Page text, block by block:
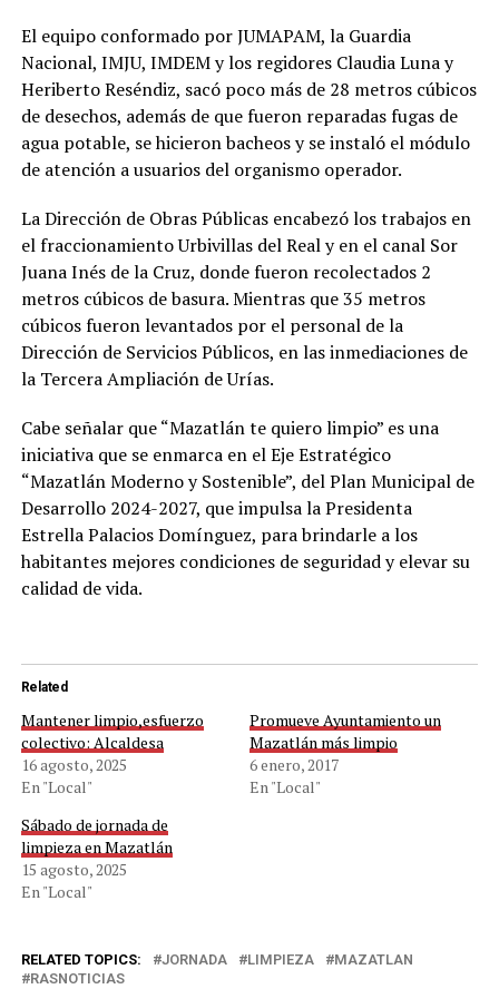
El equipo conformado por JUMAPAM, la Guardia
Nacional, IMJU, IMDEM y los regidores Claudia Luna y
Heriberto Reséndiz, sacó poco más de 28 metros cúbicos
de desechos, además de que fueron reparadas fugas de
agua potable, se hicieron bacheos y se instaló el módulo
de atención a usuarios del organismo operador.
La Dirección de Obras Públicas encabezó los trabajos en
el fraccionamiento Urbivillas del Real y en el canal Sor
Juana Inés de la Cruz, donde fueron recolectados 2
metros cúbicos de basura. Mientras que 35 metros
cúbicos fueron levantados por el personal de la
Dirección de Servicios Públicos, en las inmediaciones de
la Tercera Ampliación de Urías.
Cabe señalar que “Mazatlán te quiero limpio” es una
iniciativa que se enmarca en el Eje Estratégico
“Mazatlán Moderno y Sostenible”, del Plan Municipal de
Desarrollo 2024-2027, que impulsa la Presidenta
Estrella Palacios Domínguez, para brindarle a los
habitantes mejores condiciones de seguridad y elevar su
calidad de vida.
Related
Mantener limpio,esfuerzo
colectivo: Alcaldesa
16 agosto, 2025
En "Local"
Promueve Ayuntamiento un
Mazatlán más limpio
6 enero, 2017
En "Local"
Sábado de jornada de
limpieza en Mazatlán
15 agosto, 2025
En "Local"
RELATED TOPICS: JORNADA LIMPIEZA
MAZATLAN
RASNOTICIAS